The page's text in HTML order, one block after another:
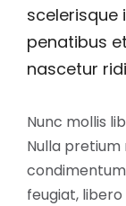
scelerisque
penatibus
nascetur
Nunc mollis
Nulla pretium
feugiat,